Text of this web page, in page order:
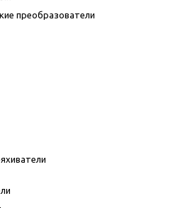
преобразователи